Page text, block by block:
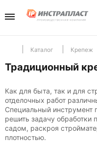
Каталог Крепеж
Традиционный
Как для быта, так и для
отделочных работ
Специальный инструмент
решить задачу обработки
садом, раскроя
плотностью.